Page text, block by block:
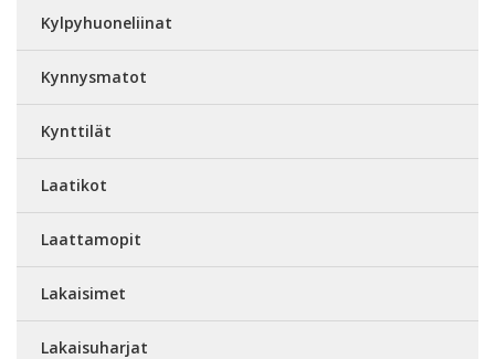
Kylpyhuoneliinat
Kynnysmatot
Kynttilät
Laatikot
Laattamopit
Lakaisimet
Lakaisuharjat